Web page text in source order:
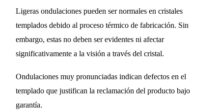
Ligeras ondulaciones pueden ser normales en cristales
templados debido al proceso térmico de fabricación. Sin
embargo, estas no deben ser evidentes ni afectar
significativamente a la visión a través del cristal.
Ondulaciones muy pronunciadas indican defectos en el
templado que justifican la reclamación del producto bajo
garantía.